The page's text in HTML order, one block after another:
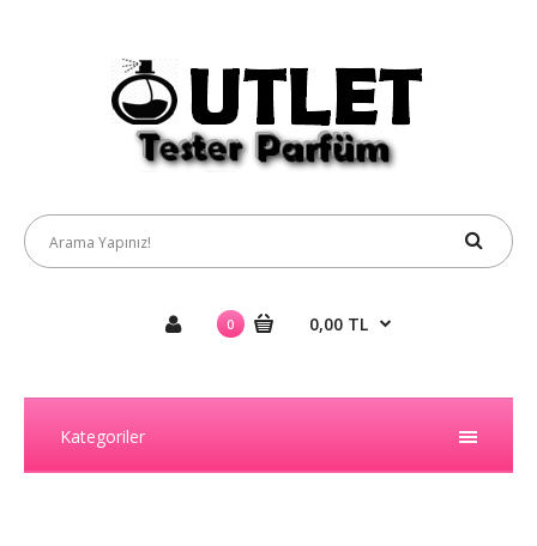
0 0,00 TL
Kategoriler